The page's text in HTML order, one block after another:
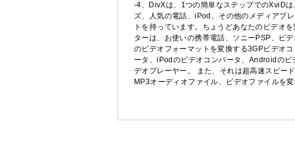
-4、DivXは、1つの簡単なステップでのXviD
ズ、人気の電話、iPod、その他のメディアプ
トを持っています。ちょうどあなたのビデオ
ターは、お使いの携帯電話、ソニーPSP、ビ
のビデオフォーマットを変換する3GPビデオ
ータ、iPodのビデオコンバータ、Androidの
デオプレーヤー。 また、それは超高速スピー
MP3オーディオファイル、ビデオファイルを